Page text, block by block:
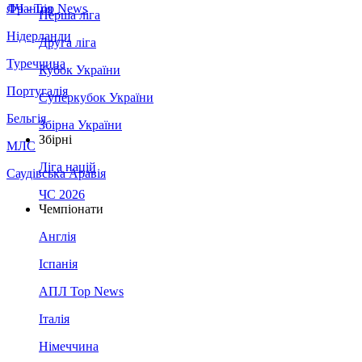
Франція
Нідерланди
Туреччина
Португалія
Бельгія
МЛС
Саудівська Аравія
ЛЧ - Top News
Перша ліга
Друга ліга
Кубок України
Суперкубок України
Збірна України
Збірні
Ліга націй
ЧС 2026
Чемпіонати
Англія
Іспанія
АПЛ Top News
Італія
Німеччина